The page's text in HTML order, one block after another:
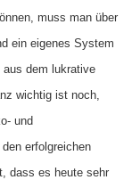
muss man über
ein eigenes System
dem lukrative
wichtig ist noch,
und
erfolgreichen
dass es heute sehr